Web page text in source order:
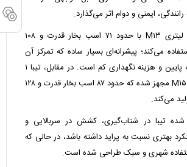
ایمنی و دوام اثر می‌گذارد.
پراید از موتور ۱.۳ لیتری M۱۳ با حدود ۷۱ اسب بخار قدرت و ۱۰۸
می‌کند؛ پیشرانه‌ای بسیار ساده که تمرکز آن
روی مصرف سوخت پایین و هزینه نگهداری کم است. در مقابل، تیبا ۱
به موتور ۱.۵ لیتری M۱۵ مجهز شده که حدود ۸۷ اسب بخار قدرت و ۱۲۸
می‌کند.
شده تیبا در شتاب‌گیری، کشش در سربالایی و
بهتری نسبت به پراید داشته باشد، در حالی که
شهری و سبک طراحی شده است.